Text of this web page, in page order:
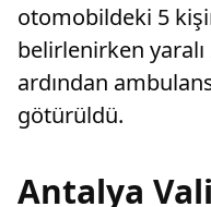
otomobildeki 5
belirlenirken
ardından
götürüldü.
Antalya